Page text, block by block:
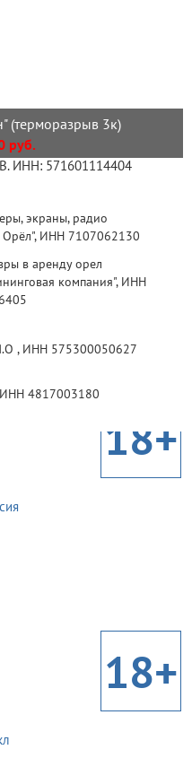
(терморазрыв 3к)
руб.
ИНН: 571601114404
ИНН 7107062130
компания", ИНН
, ИНН 575300050627
4817003180
18+
18+